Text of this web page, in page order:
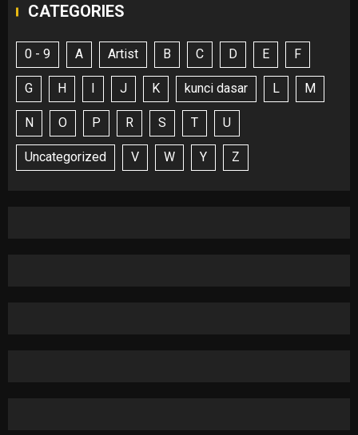
CATEGORIES
0 - 9 A Artist B C D E F
G H I J K kunci dasar L M
N O P R S T U
Uncategorized V W Y Z